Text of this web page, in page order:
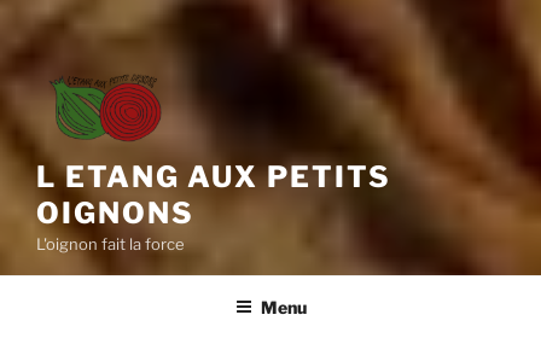
L ETANG AUX PETITS
OIGNONS
L'oignon fait la force
Menu